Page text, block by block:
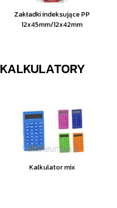
Zakładki indeksujące PP
12x45mm/12x42mm
KALKULATORY
Kalkulator mix